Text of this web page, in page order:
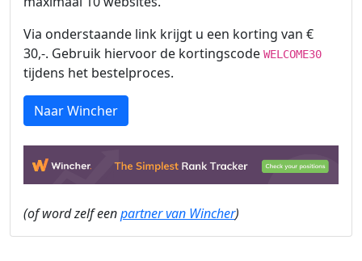
Via onderstaande link krijgt u een korting van €
30,-. Gebruik hiervoor de kortingscode WELCOME30
tijdens het bestelproces.
Naar Wincher
(of word zelf eenpartner van Wincher)